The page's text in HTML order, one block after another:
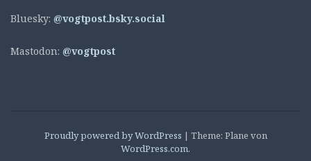
Bluesky: @vogtpost.bsky.social
Mastodon: @vogtpost
Proudly powered by WordPress | Theme: Plane von
WordPress.com.